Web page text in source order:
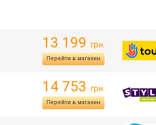
13 199 грн.
Перейти в магазин
14 753 грн.
Перейти в магазин